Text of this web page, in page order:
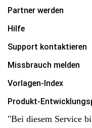
Partner werden
Hilfe
Support kontaktieren
Missbrauch melden
Vorlagen-Index
Produkt-
"Bei diesem Service